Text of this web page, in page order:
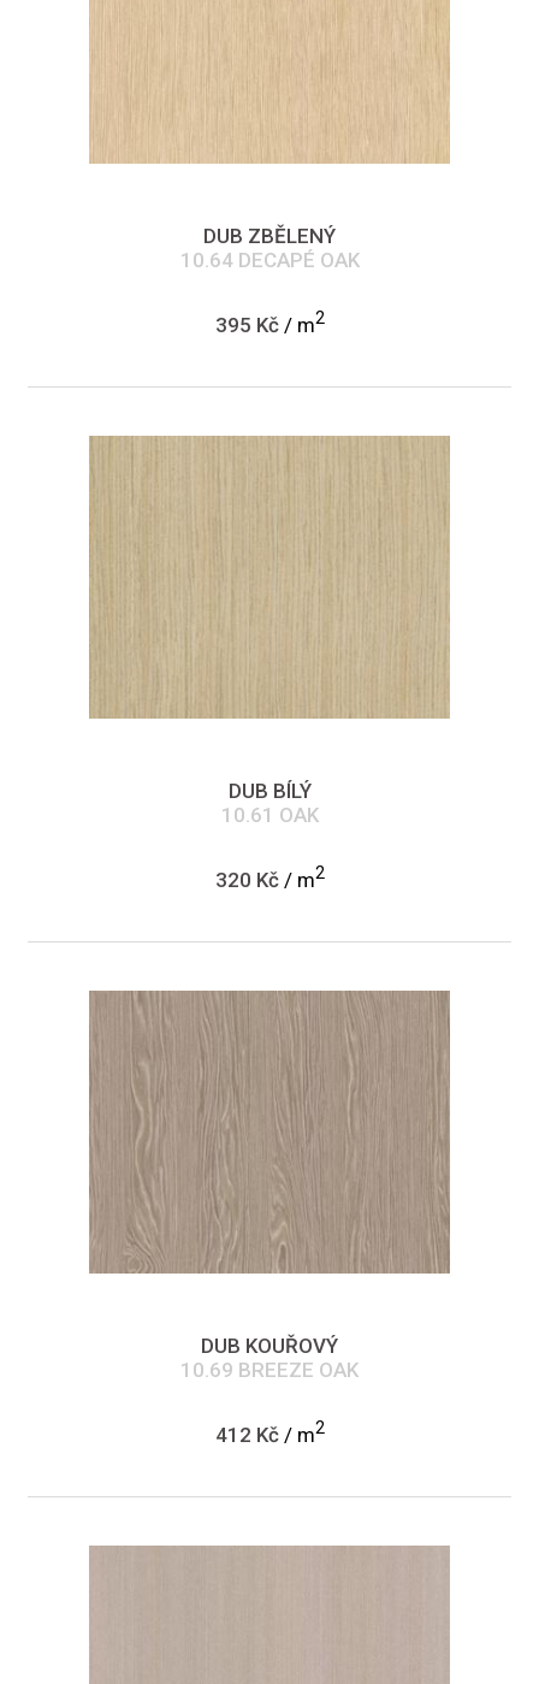
DUB ZBĚLENÝ
10.64 DECAPÉ OAK
395 Kč/ m2
DUB BÍLÝ
10.61 OAK
320 Kč/ m2
DUB KOUŘOVÝ
10.69 BREEZE OAK
412 Kč/ m2